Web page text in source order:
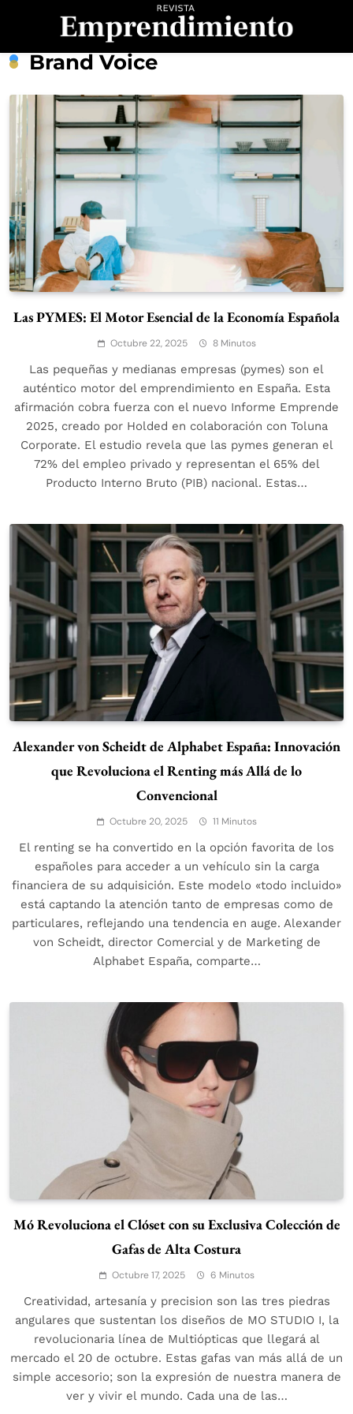
Revista
Emprendimiento
Brand Voice
Las PYMES: El Motor Esencial de la Economía Española
Octubre 22, 2025 8 Minutos
Las pequeñas y medianas empresas (pymes) son el
auténtico motor del emprendimiento en España. Esta
afirmación cobra fuerza con el nuevo Informe Emprende
2025, creado por Holded en colaboración con Toluna
Corporate. El estudio revela que las pymes generan el
72% del empleo privado y representan el 65% del
Producto Interno Bruto (PIB) nacional. Estas…
Alexander von Scheidt de Alphabet España: Innovación
que Revoluciona el Renting más Allá de lo
Convencional
Octubre 20, 2025 11 Minutos
El renting se ha convertido en la opción favorita de los
españoles para acceder a un vehículo sin la carga
financiera de su adquisición. Este modelo «todo incluido»
está captando la atención tanto de empresas como de
particulares, reflejando una tendencia en auge. Alexander
von Scheidt, director Comercial y de Marketing de
Alphabet España, comparte…
Mó Revoluciona el Clóset con su Exclusiva Colección de
Gafas de Alta Costura
Octubre 17, 2025 6 Minutos
Creatividad, artesanía y precision son las tres piedras
angulares que sustentan los diseños de MO STUDIO I, la
revolucionaria línea de Multiópticas que llegará al
mercado el 20 de octubre. Estas gafas van más allá de un
simple accesorio; son la expresión de nuestra manera de
ver y vivir el mundo. Cada una de las…